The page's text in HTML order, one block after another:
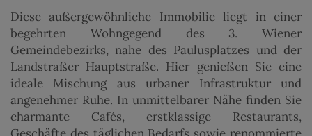
Diese außergewöhnliche Immobilie liegt in einer
begehrten Wohngegend des 3. Wiener
Gemeindebezirks, nahe des Paulusplatzes und der
Landstraßer Hauptstraße. Hier genießen Sie eine
ideale Mischung aus urbaner Infrastruktur und
angenehmer Ruhe. In unmittelbarer Nähe finden Sie
charmante Cafés, erstklassige Restaurants,